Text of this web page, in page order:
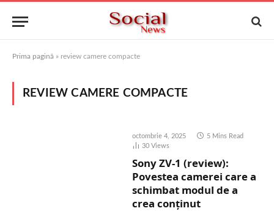
Prima pagină » review camere compacte
REVIEW CAMERE COMPACTE
octombrie 4, 2025
5 Mins Read
30 Views
Sony ZV-1 (review):
Povestea camerei care a
schimbat modul de a
crea conținut